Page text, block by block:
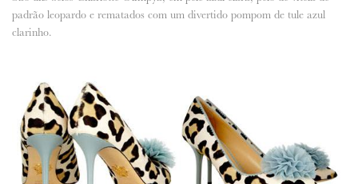
FORNECEDORES RECOMENDADOS
padrão leopardo e rematados com um divertido pompom de tule azul
clarinho.